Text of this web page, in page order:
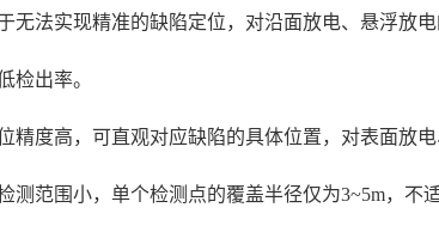
无法实现精准的缺陷定位，对沿面放电、悬浮放
检出率。
精度高，可直观对应缺陷的具体位置，对表面放
测范围小，单个检测点的覆盖半径仅为3~5m，